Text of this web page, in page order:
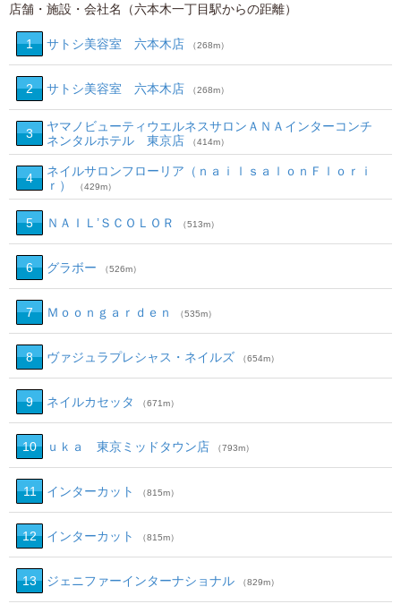
店舗・施設・会社名（六本木一丁目駅からの距離）
1 サトシ美容室 六本木店 （268m）
2 サトシ美容室 六本木店 （268m）
3
ヤマノビューティウエルネスサロンＡＮＡインターコンチ
ネンタルホテル 東京店
（414m）
4
ネイルサロンフローリア（ｎａｉｌｓａｌｏｎＦｌｏｒｉ
ｒ）
（429m）
5 ＮＡＩＬ’ＳＣＯＬＯＲ （513m）
6 グラボー （526m）
7 Ｍｏｏｎｇａｒｄｅｎ （535m）
8 ヴァジュラプレシャス・ネイルズ （654m）
9 ネイルカセッタ （671m）
10 ｕｋａ 東京ミッドタウン店 （793m）
11 インターカット （815m）
12 インターカット （815m）
13 ジェニファーインターナショナル （829m）